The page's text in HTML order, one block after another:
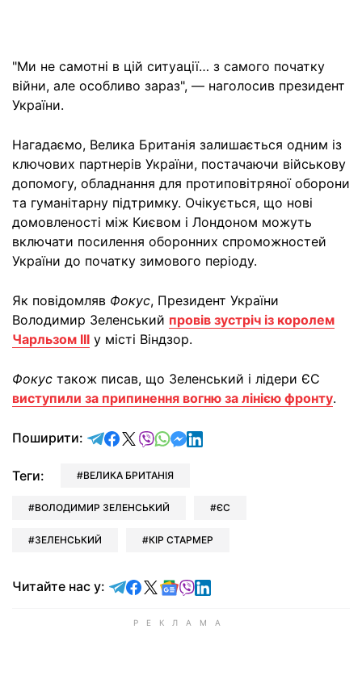
"Ми не самотні в цій ситуації… з самого початку
війни, але особливо зараз", — наголосив президент
України.
Нагадаємо, Велика Британія залишається одним із
ключових партнерів України, постачаючи військову
допомогу, обладнання для протиповітряної оборони
та гуманітарну підтримку. Очікується, що нові
домовленості між Києвом і Лондоном можуть
включати посилення оборонних спроможностей
України до початку зимового періоду.
Як повідомляв Фокус, Президент України
Володимир Зеленський провів зустріч із королем
Чарльзом III у місті Віндзор.
Фокус також писав, що Зеленський і лідери ЄС
виступили за припинення вогню за лінією фронту.
Поширити: відправити у Telegram
поділитись у Facebook
поділитись у X
відправити у Viber
відправити у Whatsapp
відправити у Messenger
відправити у LinkedIn
Теги: ВЕЛИКА БРИТАНІЯ
ВОЛОДИМИР ЗЕЛЕНСЬКИЙ ЄС
ЗЕЛЕНСЬКИЙ КІР СТАРМЕР
Читайте нас у: Читайте у Telegram
Читайте у Facebook
Читайте у X
Читайте у Google news
Читайте у Viber
Читайте у LinkedIn